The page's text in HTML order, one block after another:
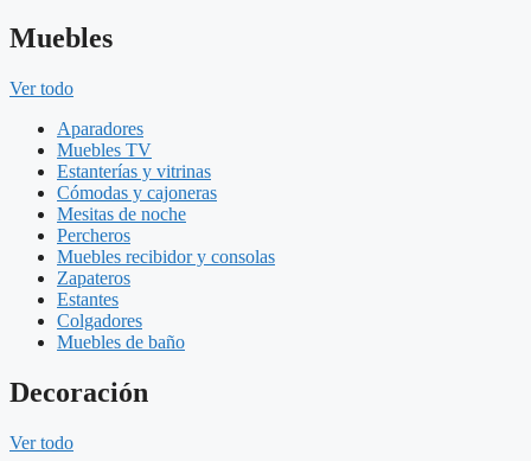
Muebles
Ver todo
Aparadores
Muebles TV
Estanterías y vitrinas
Cómodas y cajoneras
Mesitas de noche
Percheros
Muebles recibidor y consolas
Zapateros
Estantes
Colgadores
Muebles de baño
Decoración
Ver todo